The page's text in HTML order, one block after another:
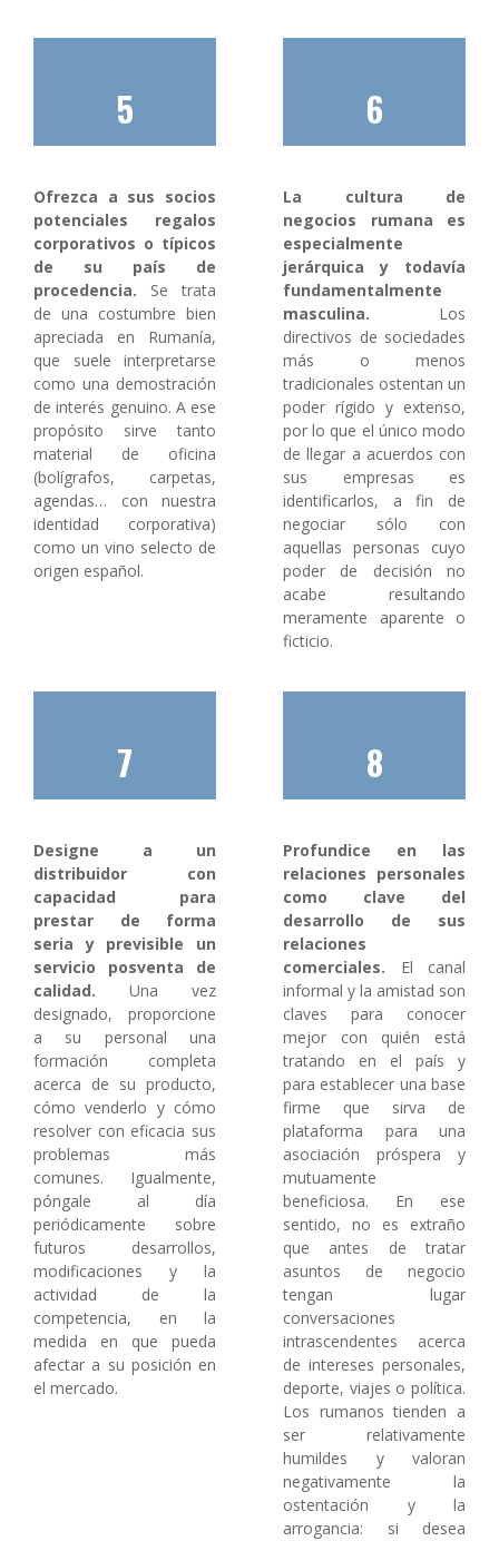
5
Ofrezca a sus socios
potenciales regalos
corporativos o típicos
de su país de
procedencia. Se trata
de una costumbre bien
apreciada en Rumanía,
que suele interpretarse
como una demostración
de interés genuino. A ese
propósito sirve tanto
material de oficina
(bolígrafos, carpetas,
agendas… con nuestra
identidad corporativa)
como un vino selecto de
origen español.
6
La cultura de
negocios rumana es
especialmente
jerárquica y todavía
fundamentalmente
masculina. Los
directivos de sociedades
más o menos
tradicionales ostentan un
poder rígido y extenso,
por lo que el único modo
de llegar a acuerdos con
sus empresas es
identificarlos, a fin de
negociar sólo con
aquellas personas cuyo
poder de decisión no
acabe resultando
meramente aparente o
ficticio.
7
Designe a un
distribuidor con
capacidad para
prestar de forma
seria y previsible un
servicio posventa de
calidad. Una vez
designado, proporcione
a su personal una
formación completa
acerca de su producto,
cómo venderlo y cómo
resolver con eficacia sus
problemas más
comunes. Igualmente,
póngale al día
periódicamente sobre
futuros desarrollos,
modificaciones y la
actividad de la
competencia, en la
medida en que pueda
afectar a su posición en
el mercado.
8
Profundice en las
relaciones personales
como clave del
desarrollo de sus
relaciones
comerciales. El canal
informal y la amistad son
claves para conocer
mejor con quién está
tratando en el país y
para establecer una base
firme que sirva de
plataforma para una
asociación próspera y
mutuamente
beneficiosa. En ese
sentido, no es extraño
que antes de tratar
asuntos de negocio
tengan lugar
conversaciones
intrascendentes acerca
de intereses personales,
deporte, viajes o política.
Los rumanos tienden a
ser relativamente
humildes y valoran
negativamente la
ostentación y la
arrogancia: si desea